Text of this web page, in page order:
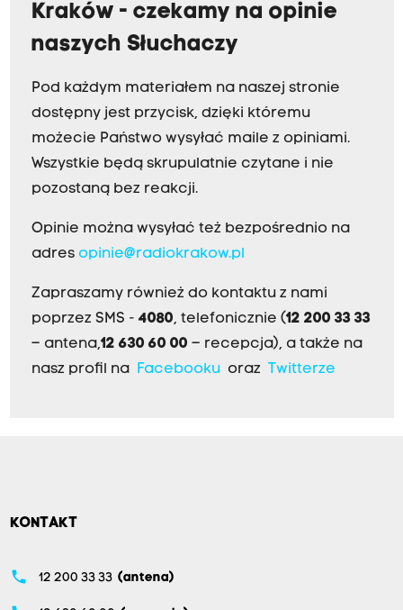
Kraków - czekamy na opinie
naszych Słuchaczy
Pod każdym materiałem na naszej stronie
dostępny jest przycisk, dzięki któremu
możecie Państwo wysyłać maile z opiniami.
Wszystkie będą skrupulatnie czytane i nie
pozostaną bez reakcji.
Opinie można wysyłać też bezpośrednio na
adres opinie@radiokrakow.pl
Zapraszamy również do kontaktu z nami
poprzez SMS - 4080, telefonicznie (12 200 33 33
– antena,12 630 60 00 – recepcja), a także na
nasz profil na
Facebookuoraz Twitterze
KONTAKT
phone 12 200 33 33 (antena)